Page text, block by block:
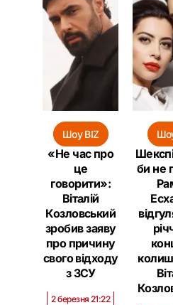
Шоу BIZ
«Не час про
це
говорити»:
Віталій
Козловський
зробив заяву
про причину
свого відходу
з ЗСУ
2 березня 21:22
би не